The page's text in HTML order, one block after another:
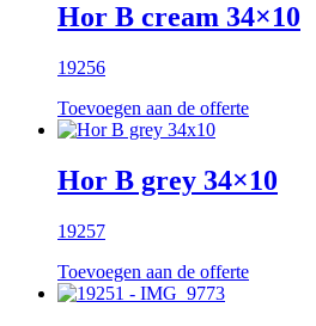
Hor B cream 34×10
19256
Toevoegen aan de offerte
Hor B grey 34×10
19257
Toevoegen aan de offerte